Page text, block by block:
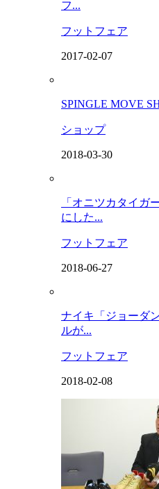
フ...
フットフェア
2017-02-07
SPINGLE MOVE
ショップ
2018-03-30
「オニツカタイガ
にした...
フットフェア
2018-06-27
ナイキ「ジョーダ
ルが...
フットフェア
2018-02-08